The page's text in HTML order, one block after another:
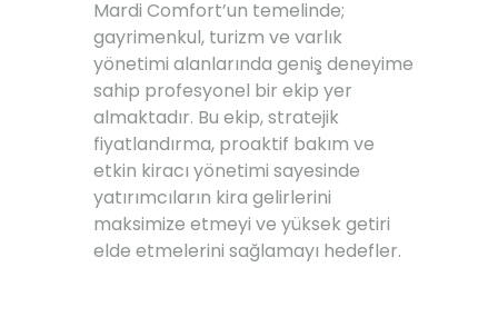
Mardi Comfort’un temelinde;
gayrimenkul, turizm ve varlık
yönetimi alanlarında geniş deneyime
sahip profesyonel bir ekip yer
almaktadır. Bu ekip, stratejik
fiyatlandırma, proaktif bakım ve
etkin kiracı yönetimi sayesinde
yatırımcıların kira gelirlerini
maksimize etmeyi ve yüksek getiri
elde etmelerini sağlamayı hedefler.